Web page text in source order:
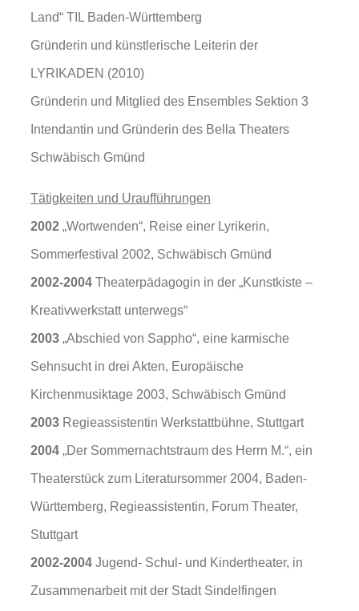
Land“ TIL Baden-Württemberg
Gründerin und künstlerische Leiterin der
LYRIKADEN (2010)
Gründerin und Mitglied des Ensembles Sektion 3
Intendantin und Gründerin des Bella Theaters
Schwäbisch Gmünd
Tätigkeiten und Uraufführungen
2002 „Wortwenden“, Reise einer Lyrikerin,
Sommerfestival 2002, Schwäbisch Gmünd
2002-2004 Theaterpädagogin in der „Kunstkiste –
Kreativwerkstatt unterwegs“
2003 „Abschied von Sappho“, eine karmische
Sehnsucht in drei Akten, Europäische
Kirchenmusiktage 2003, Schwäbisch Gmünd
2003 Regieassistentin Werkstattbühne, Stuttgart
2004 „Der Sommernachtstraum des Herrn M.“, ein
Theaterstück zum Literatursommer 2004, Baden-
Württemberg, Regieassistentin, Forum Theater,
Stuttgart
2002-2004 Jugend- Schul- und Kindertheater, in
Zusammenarbeit mit der Stadt Sindelfingen